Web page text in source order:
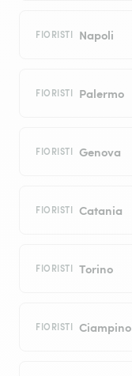
FIORISTI Napoli
FIORISTI Palermo
FIORISTI Genova
FIORISTI Catania
FIORISTI Torino
FIORISTI Ciampino